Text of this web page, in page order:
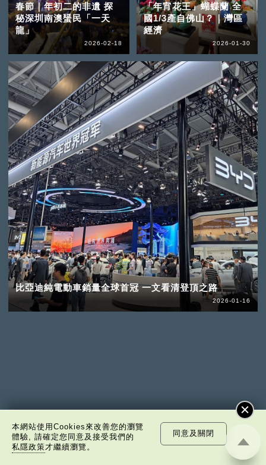
春節｜年初二的非遺 探
秘深圳南澳蜑民「一天
龍」
2026-02-18
「年宵花王」蝴蝶蘭 全
國1/3產自佛山？｜灣區
經濟
2026-01-30
比亞迪純電動車銷量全球首冠 一文看清登頂之路
2026-01-16
本網站使用Cookies來改善您的瀏覽
體驗, 請確定您同意及接受我們的
私隱政策才繼續瀏覽。
同意及關閉